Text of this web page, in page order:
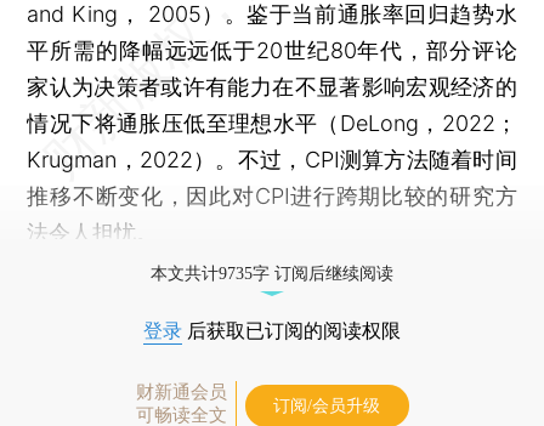
and King， 2005）。鉴于当前通胀率回归趋势水
平所需的降幅远远低于20世纪80年代，部分评论
家认为决策者或许有能力在不显著影响宏观经济的
情况下将通胀压低至理想水平（DeLong，2022；
Krugman，2022）。不过，CPI测算方法随着时间
推移不断变化，因此对CPI进行跨期比较的研究方
法令人担忧。
本文共计9735字 订阅后继续阅读
登录 后获取已订阅的阅读权限
财新通会员
可畅读全文
订阅/会员升级